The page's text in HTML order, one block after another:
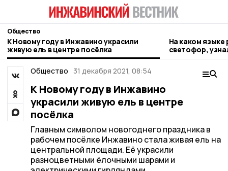
Общество
К Новому году в Инжавино украсили
живую ель в центре посёлка
На каком языке
светофор,
Общество 31 декабря 2021, 08:54
К Новому году в Инжавино
украсили живую ель в центре
посёлка
Главным символом новогоднего праздника в
рабочем посёлке Инжавино стала живая ель на
центральной площади. Её украсили
разноцветными ёлочными шарами и